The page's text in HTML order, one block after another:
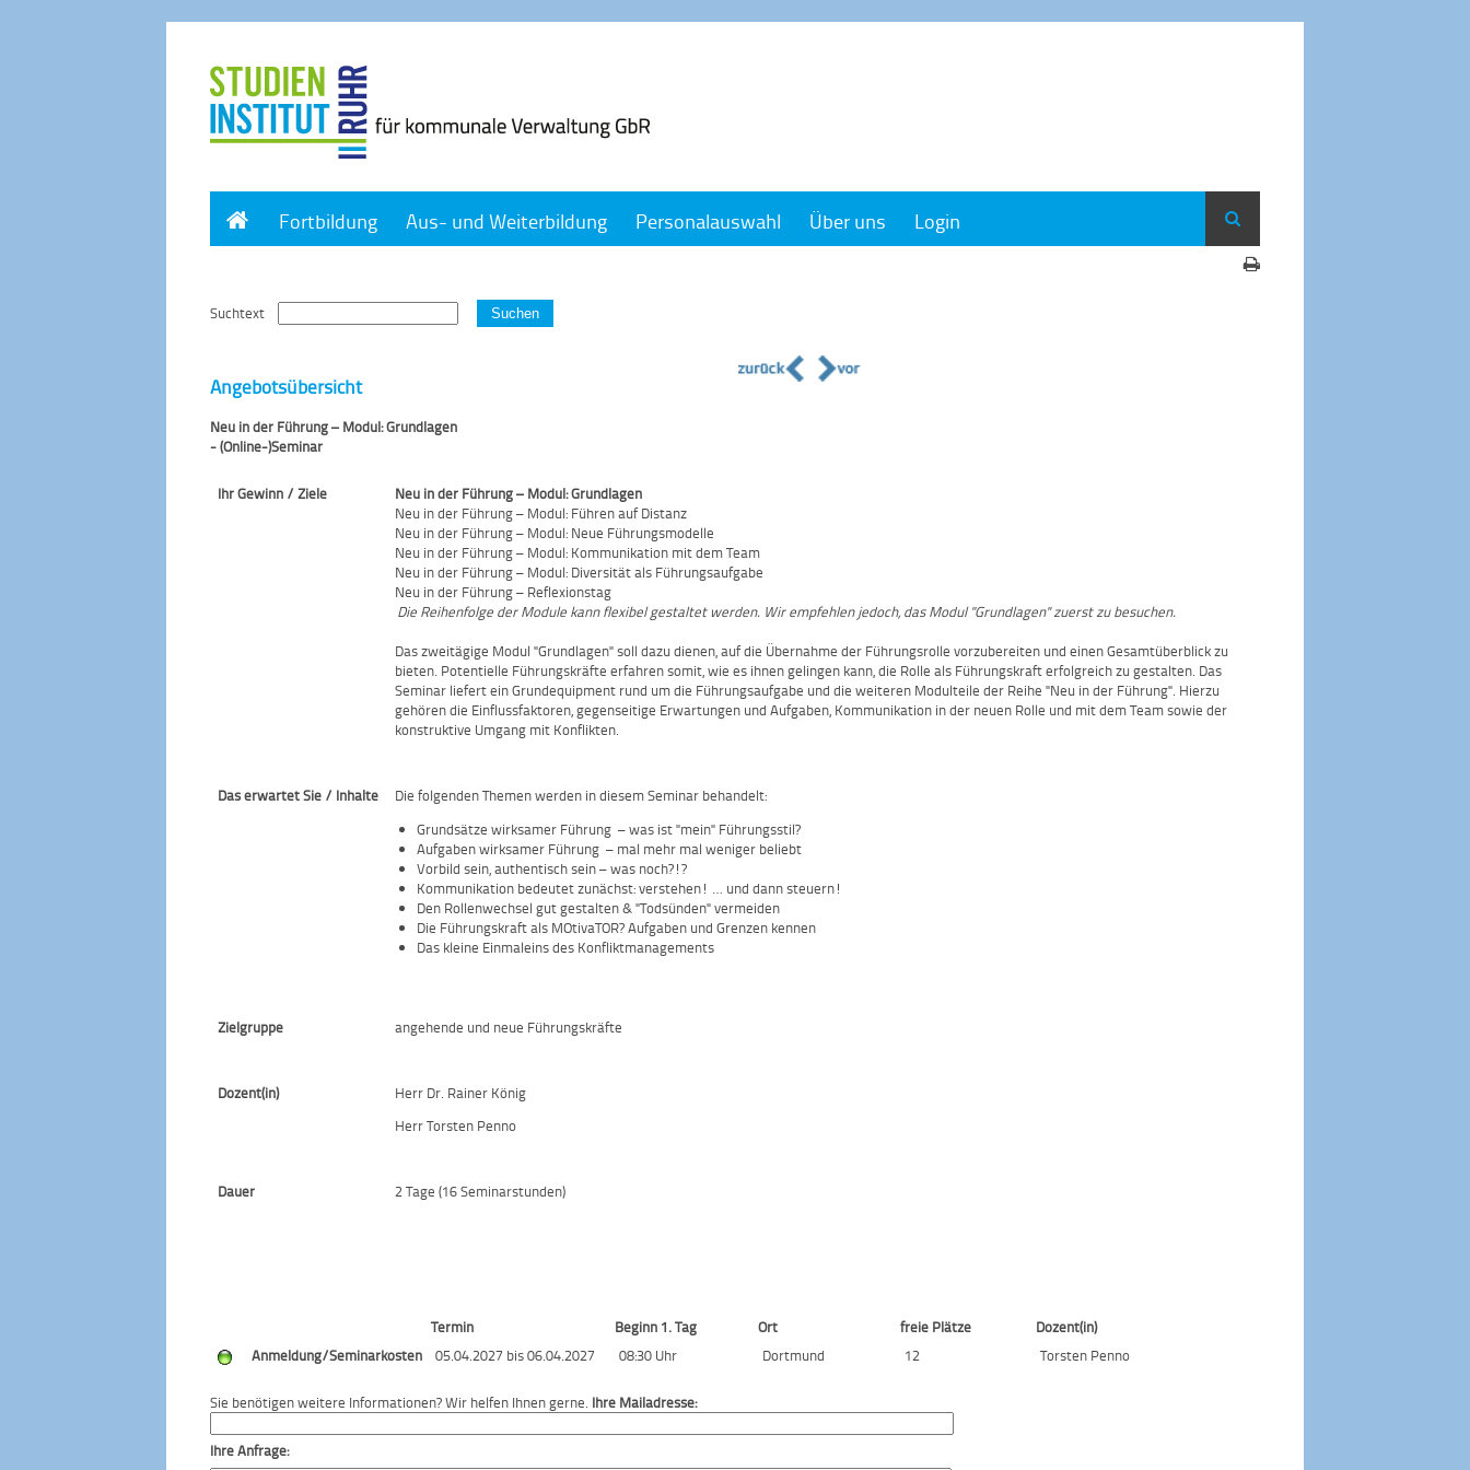
Home
Fortbildung Aus- und Weiterbildung Personalauswahl Über uns Login
Suchtext Suchen
Angebotsübersicht
Neu in der Führung – Modul: Grundlagen
- (Online-)Seminar
Ihr Gewinn / Ziele
Neu in der Führung – Modul: Grundlagen
Neu in der Führung – Modul: Führen auf Distanz
Neu in der Führung – Modul: Neue Führungsmodelle
Neu in der Führung – Modul: Kommunikation mit dem Team
Neu in der Führung – Modul: Diversität als Führungsaufgabe
Neu in der Führung – Reflexionstag
Die Reihenfolge der Module kann flexibel gestaltet werden. Wir empfehlen jedoch, das Modul "Grundlagen" zuerst zu besuchen.
Das zweitägige Modul "Grundlagen" soll dazu dienen, auf die Übernahme der Führungsrolle vorzubereiten und einen Gesamtüberblick zu
bieten. Potentielle Führungskräfte erfahren somit, wie es ihnen gelingen kann, die Rolle als Führungskraft erfolgreich zu gestalten. Das
Seminar liefert ein Grundequipment rund um die Führungsaufgabe und die weiteren Modulteile der Reihe "Neu in der Führung". Hierzu
gehören die Einflussfaktoren, gegenseitige Erwartungen und Aufgaben, Kommunikation in der neuen Rolle und mit dem Team sowie der
konstruktive Umgang mit Konflikten.
Das erwartet Sie / Inhalte
Die folgenden Themen werden in diesem Seminar behandelt:
Grundsätze wirksamer Führung – was ist "mein" Führungsstil?
Aufgaben wirksamer Führung – mal mehr mal weniger beliebt
Vorbild sein, authentisch sein – was noch?!?
Kommunikation bedeutet zunächst: verstehen! … und dann steuern!
Den Rollenwechsel gut gestalten & "Todsünden" vermeiden
Die Führungskraft als MOtivaTOR? Aufgaben und Grenzen kennen
Das kleine Einmaleins des Konfliktmanagements
Zielgruppe angehende und neue Führungskräfte
Dozent(in)
Herr Dr. Rainer König
Herr Torsten Penno
Dauer 2 Tage (16 Seminarstunden)
Termin Beginn 1. Tag Ort freie Plätze
Dozent(in)
Anmeldung/Seminarkosten
05.04.2027 bis 06.04.2027 08:30 Uhr Dortmund 12 Torsten Penno
Sie benötigen weitere Informationen? Wir helfen Ihnen gerne. Ihre Mailadresse:
Ihre Anfrage: